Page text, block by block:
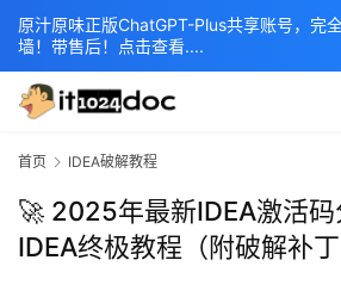
首页 IDEA破解教程
🚀 2025年最新IDEA激活
IDEA终极教程（附破解补丁
原汁原味正版ChatGPT-Plus共享账号，完
墙！带售后！点击查看....